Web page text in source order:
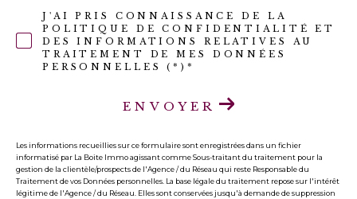
J'AI PRIS CONNAISSANCE DE LA
POLITIQUE DE CONFIDENTIALITÉ ET
DES INFORMATIONS RELATIVES AU
TRAITEMENT DE MES DONNÉES
PERSONNELLES (*)*
ENVOYER
Les informations recueillies sur ce formulaire sont enregistrées dans un fichier
informatisé par La Boite Immo agissant comme Sous-traitant du traitement pour la
gestion de la clientèle/prospects de l'Agence / du Réseau qui reste Responsable du
Traitement de vos Données personnelles. La base légale du traitement repose sur l'intérêt
légitime de l'Agence / du Réseau. Elles sont conservées jusqu'à demande de suppression